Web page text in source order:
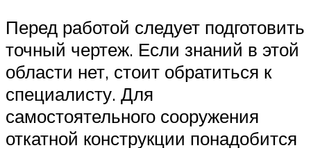
Перед работой следует подготовить
точный чертеж. Если знаний в этой
области нет, стоит обратиться к
специалисту. Для
самостоятельного сооружения
откатной конструкции понадобится